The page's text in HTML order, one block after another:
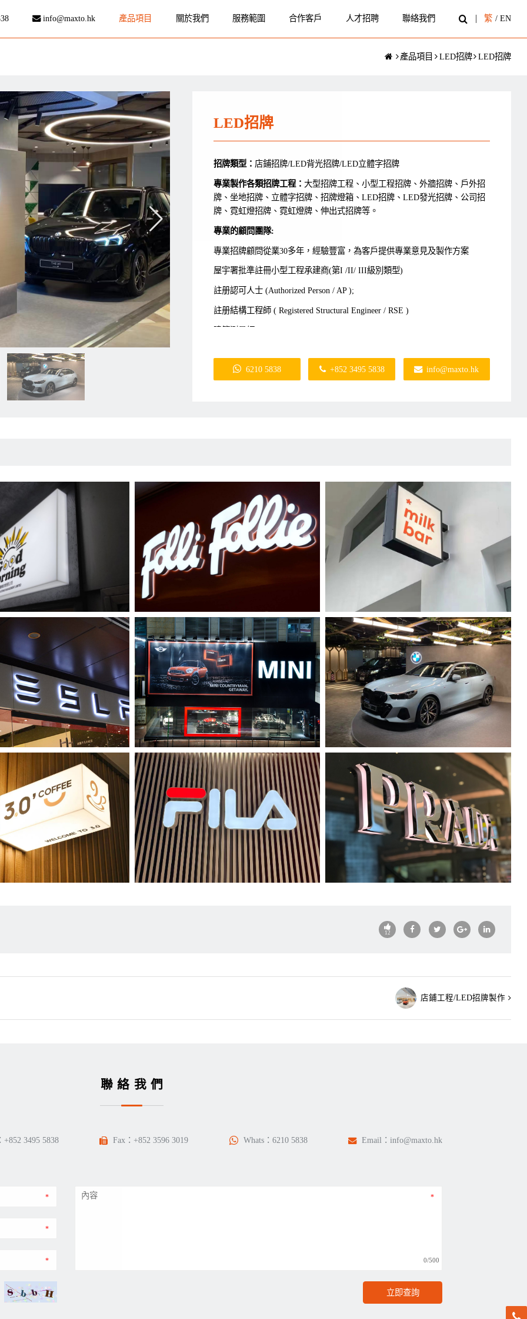
info@maxto.hk 產品項目 關於我們 服務範圍 合作客戶 人才招聘 聯絡我們 繁 / EN
產品項目 LED招牌 LED招牌
LED招牌
招牌類型： 店鋪招牌/LED背光招牌/LED立體字招牌
專業製作各類招牌工程：大型招牌工程、小型工程招牌、外牆招牌、戶外招
牌、坐地招牌、立體字招牌、招牌燈箱、LED招牌、LED發光招牌、公司招
牌、霓虹燈招牌、霓虹燈牌、伸出式招牌等。
專業的顧問團隊:
專業招牌顧問從業30多年，經驗豐富，為客戶提供專業意見及製作方案
屋宇署批準註冊小型工程承建商(第I /II/ III級別類型)
註册認可人士 (Authorized Person / AP );
註册結構工程師 ( Registered Structural Engineer / RSE )
email: info@maxto.hk
6210 5838 +852 3495 5838 info@maxto.hk
12
店鋪工程/LED招牌製作
聯絡我們
+852 3495 5838 Fax：+852 3596 3019 Whats： 6210 5838 Email： info@maxto.hk
0/500
立即查詢